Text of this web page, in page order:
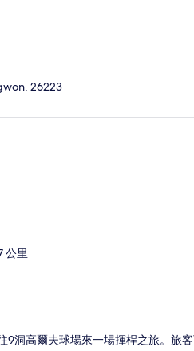
26223
公里
洞高爾夫球場來一場揮桿之旅。旅